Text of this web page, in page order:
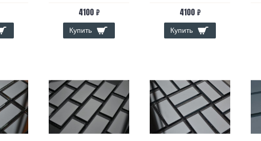
4100 ₽
Купить
4100 ₽
Купить